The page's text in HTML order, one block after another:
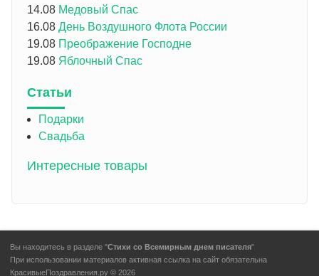
14.08 Медовый Спас
16.08 День Воздушного Флота России
19.08 Преображение Господне
19.08 Яблочный Спас
Статьи
Подарки
Свадьба
Интересные товары
Вы находитесь в разделе "Стихи со Всемирным днем писателя"
При использовании материалов активная ссылка на сайт обязательна
КрасивыеПоздравления.ру © 2026